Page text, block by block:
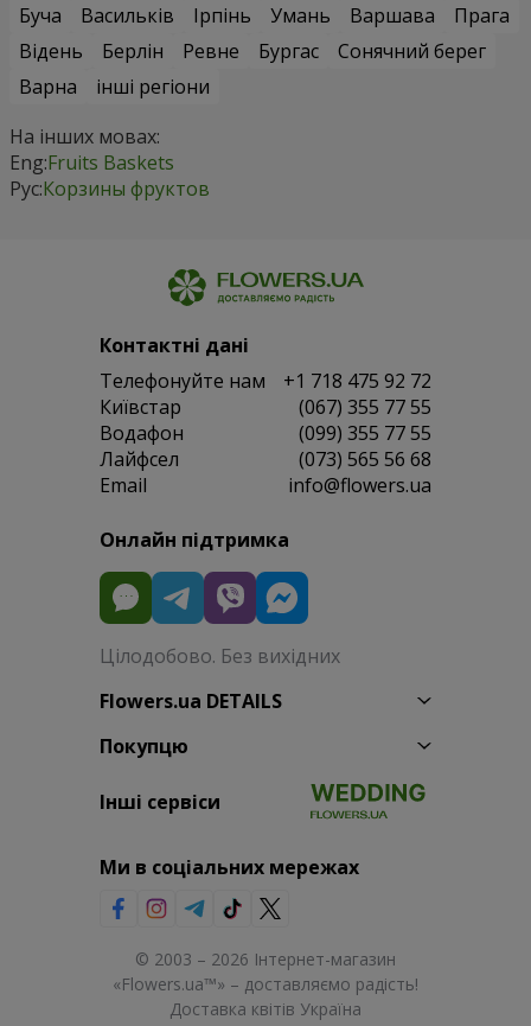
Буча
Васильків Ірпінь Умань Варшава
Прага
Відень
Берлін Ревне Бургас
Сонячний берег
Варна
інші регіони
На інших мовах:
Eng:Fruits Baskets
Рус:Корзины фруктов
Контактні дані
Телефонуйте нам
+1 718 475 92 72
Київстар
(067) 355 77 55
Водафон
(099) 355 77 55
Лайфсел
(073) 565 56 68
Email
info@flowers.ua
Онлайн підтримка
Цілодобово. Без вихідних
Flowers.ua DETAILS
Покупцю
Інші сервіси
Ми в соціальних мережах
© 2003 – 2026 Інтернет-магазин
«Flowers.ua™» – доставляємо радість!
Доставка квітів Україна